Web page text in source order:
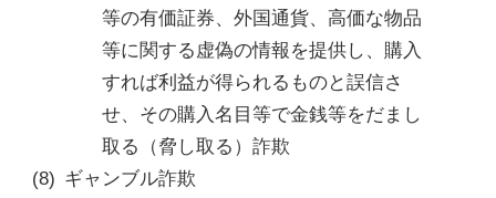
等の有価証券、外国通貨、高価な物品
等に関する虚偽の情報を提供し、購入
すれば利益が得られるものと誤信さ
せ、その購入名目等で金銭等をだまし
取る（脅し取る）詐欺
ギャンブル詐欺